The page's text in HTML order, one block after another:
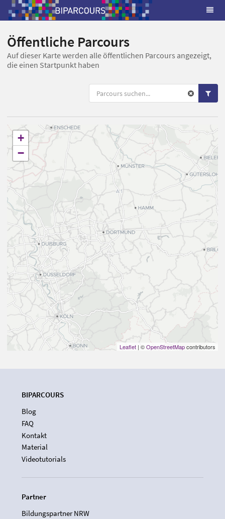
Öffentliche Parcours
Auf dieser Karte werden alle öffentlichen Parcours angezeigt,
die einen Startpunkt haben
+
−
Leaflet | ©OpenStreetMapcontributors
BIPARCOURS
Blog
FAQ
Kontakt
Material
Videotutorials
Partner
Bildungspartner NRW